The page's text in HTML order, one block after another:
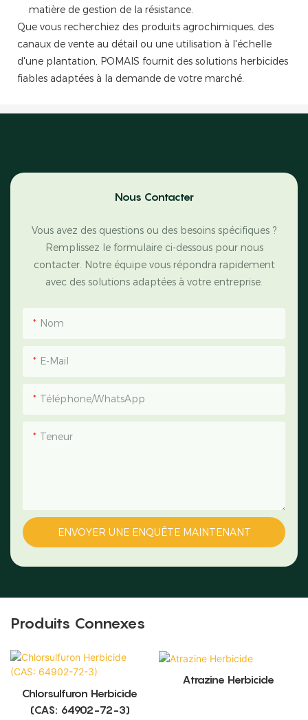
matière de gestion de la résistance.
Que vous recherchiez des produits agrochimiques, des
canaux de vente au détail ou une utilisation à l'échelle
d'une plantation, POMAIS fournit des solutions herbicides
fiables adaptées à la demande de votre marché.
Nous Contacter
Vous avez des questions ou des besoins spécifiques ?
Remplissez le formulaire ci-dessous pour nous
contacter. Notre équipe vous répondra rapidement
avec des solutions adaptées à votre entreprise.
Nom
E-Mail
Téléphone/WhatsApp
Teneur
ENVOYER UNE ENQUÊTE MAINTENANT
Produits Connexes
Chlorsulfuron Herbicide
(CAS: 64902-72-3)
Atrazine Herbicide